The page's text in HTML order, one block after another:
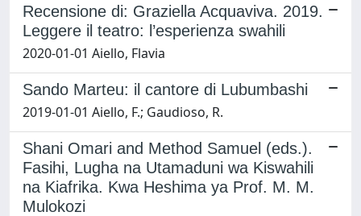
Recensione di: Graziella Acquaviva. 2019.
Leggere il teatro: l’esperienza swahili
2020-01-01 Aiello, Flavia
Sando Marteu: il cantore di Lubumbashi
2019-01-01 Aiello, F.; Gaudioso, R.
Shani Omari and Method Samuel (eds.).
Fasihi, Lugha na Utamaduni wa Kiswahili
na Kiafrika. Kwa Heshima ya Prof. M. M.
Mulokozi